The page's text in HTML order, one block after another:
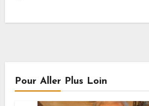
Pour Aller Plus Loin